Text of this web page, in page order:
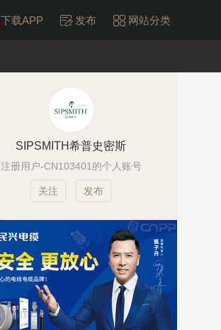
下载APP 发布 网站分类
SIPSMITH希普史密斯
注册用户-CN103401的个人账号
发布